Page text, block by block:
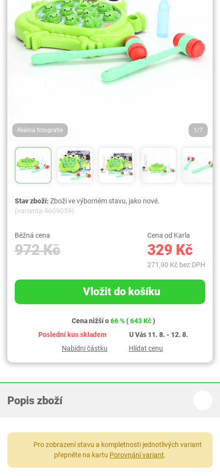
Reálná fotografie 1/7
Stav zboží:Zboží ve výborném stavu, jako nové.
(varianta 4609059)
Běžná cena
972 Kč
Cena od Karla
329 Kč
271,90 Kč bez DPH
Vložit do košíku
Cena nižší o66 %(643 Kč)
Poslední kus skladem
U Vás 11. 8. - 12. 8.
Nabídni částku
Hlídat cenu
Popis zboží
Pro zobrazení stavu a kompletnosti jednotlivých variant
přepněte na kartu Porovnání variant.